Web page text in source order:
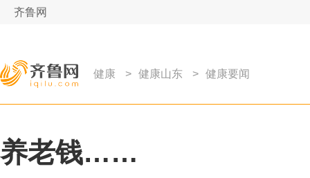
齐鲁网
健康 > 健康山东 > 健康要闻
养老钱……